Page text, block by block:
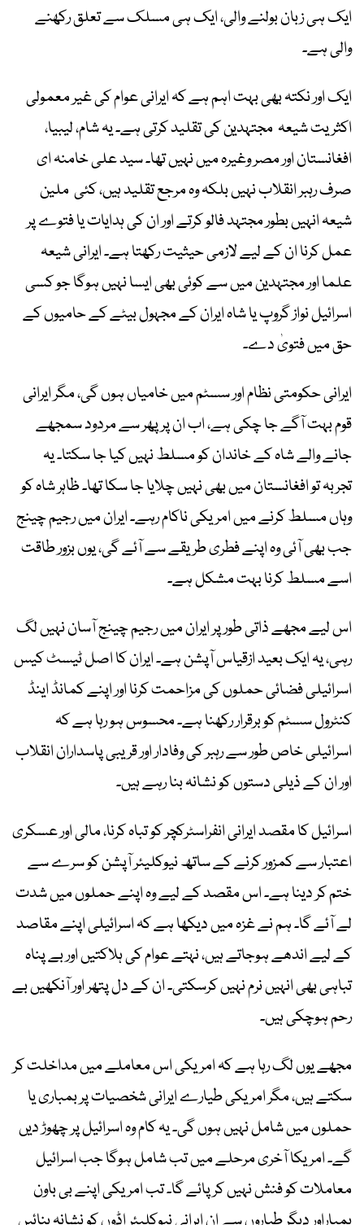
ایک ہی زبان بولنے والی، ایک ہی مسلک سے تعلق رکھنے
والی ہے۔
ایک اور نکتہ بھی بہت اہم ہے کہ ایرانی عوام کی غیر معمولی
اکثریت شیعہ مجتہدین کی تقلید کرتی ہے۔ یہ شام، لیبیا،
افغانستان اور مصر وغیرہ میں نہیں تھا۔ سید علی خامنہ ای
صرف رہبر انقلاب نہیں بلکہ وہ مرجع تقلید ہیں، کئی ملین
شیعہ انہیں بطور مجتہد فالو کرتے اور ان کی ہدایات یا فتوے پر
عمل کرنا ان کے لیے لازمی حیثیت رکھتا ہے۔ ایرانی شیعہ
علما اور مجتہدین میں سے کوئی بھی ایسا نہیں ہوگا جو کسی
اسرائیل نواز گروپ یا شاہ ایران کے مجہول بیٹے کے حامیوں کے
حق میں فتویٰ دے۔
ایرانی حکومتی نظام اور سسٹم میں خامیاں ہوں گی، مگر ایرانی
قوم بہت آگے جا چکی ہے، اب ان پر پھر سے مردود سمجھے
جانے والے شاہ کے خاندان کو مسلط نہیں کیا جا سکتا۔ یہ
تجربہ تو افغانستان میں بھی نہیں چلایا جا سکا تھا۔ ظاہر شاہ کو
وہاں مسلط کرنے میں امریکی ناکام رہے۔ ایران میں رجیم چینج
جب بھی آئی وہ اپنے فطری طریقے سے آئے گی، یوں بزور طاقت
اسے مسلط کرنا بہت مشکل ہے۔
اس لیے مجھے ذاتی طور پر ایران میں رجیم چینج آسان نہیں لگ
رہی، یہ ایک بعید ازقیاس آپشن ہے۔ ایران کا اصل ٹیسٹ کیس
اسرائیلی فضائی حملوں کی مزاحمت کرنا اور اپنے کمانڈ اینڈ
کنٹرول سسٹم کو برقرار رکھنا ہے۔ محسوس ہو رہا ہے کہ
اسرائیلی خاص طور سے رہبر کی وفادار اور قریبی پاسداران انقلاب
اور ان کے ذیلی دستوں کو نشانہ بنا رہے ہیں۔
اسرائیل کا مقصد ایرانی انفراسٹرکچر کو تباہ کرنا، مالی اور عسکری
اعتبار سے کمزور کرنے کے ساتھ نیوکلیئر آپشن کو سرے سے
ختم کر دینا ہے۔ اس مقصد کے لیے وہ اپنے حملوں میں شدت
لے آئے گا۔ ہم نے غزہ میں دیکھا ہے کہ اسرائیلی اپنے مقاصد
کے لیے اندھے ہوجاتے ہیں، نہتے عوام کی ہلاکتیں اور بے پناہ
تباہی بھی انہیں نرم نہیں کرسکتی۔ ان کے دل پتھر اور آنکھیں بے
رحم ہوچکی ہیں۔
مجھے یوں لگ رہا ہے کہ امریکی اس معاملے میں مداخلت کر
سکتے ہیں، مگر امریکی طیارے ایرانی شخصیات پر بمباری یا
حملوں میں شامل نہیں ہوں گی۔ یہ کام وہ اسرائیل پر چھوڑ دیں
گے۔ امریکا آخری مرحلے میں تب شامل ہوگا جب اسرائیل
معاملات کو فنش نہیں کر پائے گا۔ تب امریکی اپنے بی باون